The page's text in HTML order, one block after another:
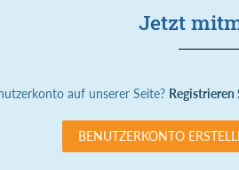
Jetzt
auf unserer Seite? Registrieren
BENUTZERKONTO